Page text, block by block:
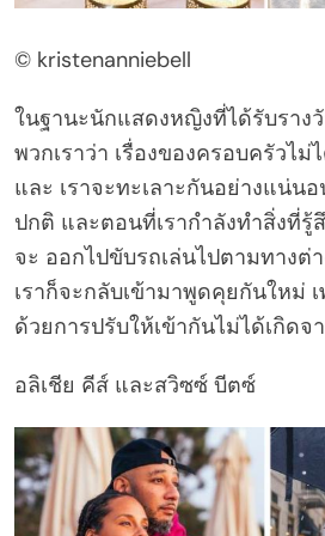
© kristenanniebell
ในฐานะนักแสดงหญิงที่ได้รับราง
พวกเราว่า เรื่องของครอบครัวไม่ไ
และ เราจะทะเลาะกันอย่างแน่น
ปกติ และตอนที่เรากำลังทำสิ่งที่รู้
จะ ออกไปขับรถเล่นไปตามทางต่
เราก็จะกลับเข้ามาพูดคุยกันใหม่
ด้วยการปรับให้เข้ากันไม่ได้เกิดจ
อลิเชีย คีส์ และสวิซซ์ บีตซ์